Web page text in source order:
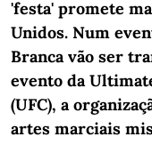
'festa' promete
Unidos. Num
Branca vão ser
evento da
(UFC), a
artes marciais